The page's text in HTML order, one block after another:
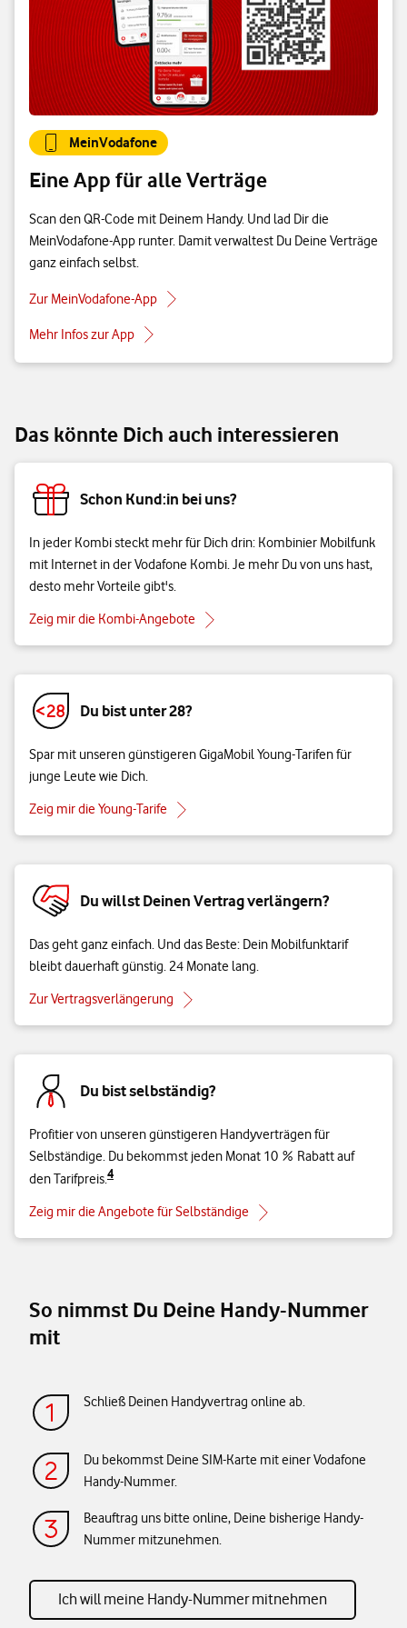
MeinVodafone
Eine App für alle Verträge
Scan den QR-Code mit Deinem Handy. Und lad Dir die
MeinVodafone-App runter. Damit verwaltest Du Deine Verträge
ganz einfach selbst.
Zur MeinVodafone-App
Mehr Infos zur App
Das könnte Dich auch interessieren
Schon Kund:in bei uns?
In jeder Kombi steckt mehr für Dich drin: Kombinier Mobilfunk
mit Internet in der Vodafone Kombi. Je mehr Du von uns hast,
desto mehr Vorteile gibt's.
Zeig mir die Kombi-Angebote
Du bist unter 28?
Spar mit unseren günstigeren GigaMobil Young-Tarifen für
junge Leute wie Dich.
Zeig mir die Young-Tarife
Du willst Deinen Vertrag verlängern?
Das geht ganz einfach. Und das Beste: Dein Mobilfunktarif
bleibt dauerhaft günstig. 24 Monate lang.
Zur Vertragsverlängerung
Du bist selbständig?
Profitier von unseren günstigeren Handyverträgen für
Selbständige. Du bekommst jeden Monat 10 % Rabatt auf
den Tarifpreis.4
Zeig mir die Angebote für Selbständige
So nimmst Du Deine Handy-Nummer
mit
Schließ Deinen Handyvertrag online ab.
Du bekommst Deine SIM-Karte mit einer Vodafone
Handy-Nummer.
Beauftrag uns bitte online, Deine bisherige Handy-
Nummer mitzunehmen.
Ich will meine Handy-Nummer mitnehmen